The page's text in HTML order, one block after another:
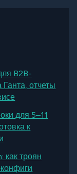
B2B-
отчеты
для 5–11
к
как троян